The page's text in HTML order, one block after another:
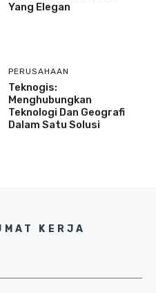
Yang Elegan
PERUSAHAAN
Teknogis:
Menghubungkan
Teknologi Dan Geografi
Dalam Satu Solusi
KERJA